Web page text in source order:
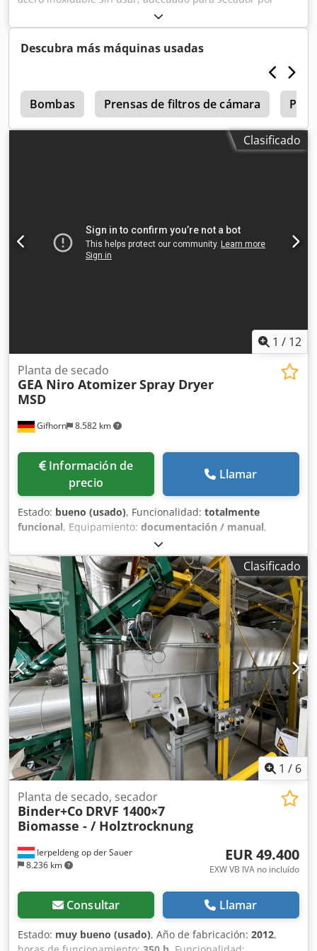
atomización GEA Niro Mobile Minor. No incluye rueda
atomizadora. Dodpezbubksfx Akxowa
Descubra más máquinas usadas
Bombas Prensas de filtros de cámara
Clasificado
1 / 12
Gifhorn 8.582 km
Planta de secado
GEA Niro AtomizerSpray Dryer
MSD
Información de
precio
Llamar
Estado: bueno (usado), Funcionalidad: totalmente
funcional, Equipamiento: documentación / manual,
Secador por atomización: - Fabricante: Niro Atomizer -
Modelo: MSD - Capacidad: hasta 1.900 kg/h de evaporación
de agua - Ejecución: Secador de tres etapas - Caudal de
aire de secado: 45.000 kg/h Evaporadores/Concentradores
de alta eficiencia: Dwsdexgg Hbopfx Akxja - Fabricante:
GEA/Laguilharre - Caudal: 12.500 l/h Incluye sistema de
vaciado de big bag y sacos Evaporador (preconcentrador) -
Marca: GEA - Modelo: RM20 - Capacidad (alimentación):
20.000 l/h - Principio de funcionamiento: MVR y TVR
(híbrido)
Clasificado
1 / 6
Ierpeldeng op der Sauer
8.236 km
Planta de secado, secador
Binder+Co DRVF 1400×7
Biomasse - / Holztrocknung
EUR 49.400
EXW VB IVA no incluído
Consultar Llamar
Estado: muy bueno (usado), Año de fabricación: 2012,